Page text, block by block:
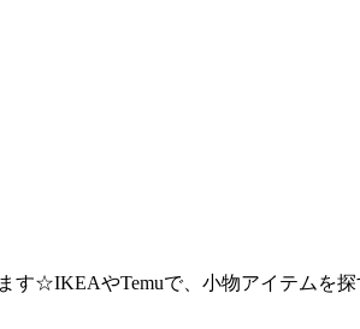
す☆IKEAやTemuで、小物アイテムを